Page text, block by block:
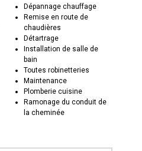
Dépannage chauffage
Remise en route de
chaudières
Détartrage
Installation de salle de
bain
Toutes robinetteries
Maintenance
Plomberie cuisine
Ramonage du conduit de
la cheminée